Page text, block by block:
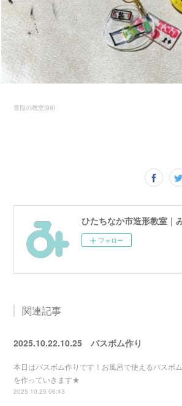
普段の教室(99)
フォロー
関連記事
2025.10.22.10.25 バスボム作り
本日はバスボム作りです！お風呂で使えるバスボム
を作っていきます★
2025.10.25 06:43